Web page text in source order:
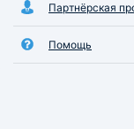
Партнёрская
Помощь